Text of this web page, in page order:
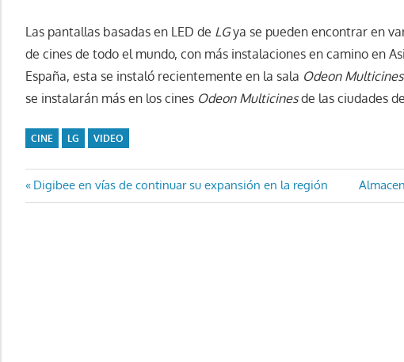
Las pantallas basadas en LED de LGya se pueden encontrar en
de cines de todo el mundo, con más instalaciones en camino en
España, esta se instaló recientemente en la sala Odeon Multicines
se instalarán más en los cines Odeon Multicinesde las ciudades
CINE LG VIDEO
Navegación
Entrada
anterior:
Digibee en vías de continuar su expansión en la región
Entrada